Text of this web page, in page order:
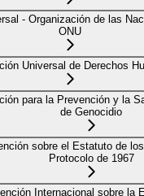
- Organización de las
ONU
Universal de Derechos
para la Prevención y la
de Genocidio
sobre el Estatuto de
Protocolo de 1967
Internacional sobre la